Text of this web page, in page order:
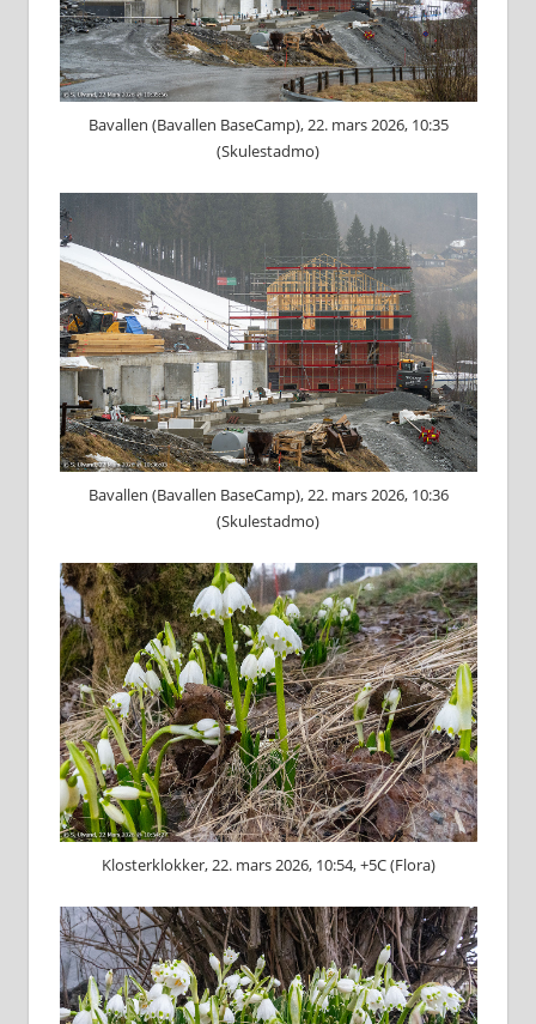
Bavallen (Bavallen BaseCamp), 22. mars 2026, 10:35
(Skulestadmo)
Bavallen (Bavallen BaseCamp), 22. mars 2026, 10:36
(Skulestadmo)
Klosterklokker, 22. mars 2026, 10:54, +5C (Flora)